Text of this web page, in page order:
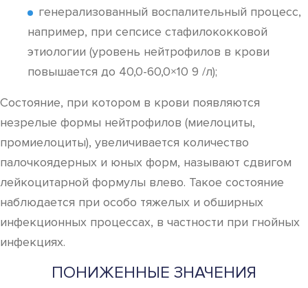
генерализованный воспалительный процесс,
например, при сепсисе стафилококковой
этиологии (уровень нейтрофилов в крови
повышается до 40,0-60,0×10 9 /л);
Состояние, при котором в крови появляются
незрелые формы нейтрофилов (миелоциты,
промиелоциты), увеличивается количество
палочкоядерных и юных форм, называют сдвигом
лейкоцитарной формулы влево. Такое состояние
наблюдается при особо тяжелых и обширных
инфекционных процессах, в частности при гнойных
инфекциях.
ПОНИЖЕННЫЕ ЗНАЧЕНИЯ